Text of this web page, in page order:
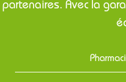
partenaires. Avec la